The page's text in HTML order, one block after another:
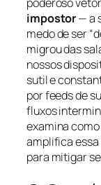
impostor— a
medo de ser
migrou das
nossos
sutil e
por feeds de
fluxos
examina
amplifica essa
para mitigar